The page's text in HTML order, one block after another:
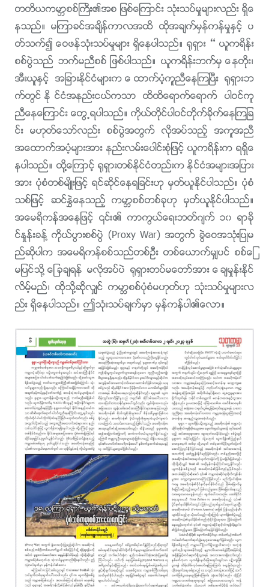
တတိယကမာၻစစ္ႀကီး၏အစ ျဖစ္ေၾကာင္း သုံးသပ္မႈမ်ားလည္း ရွိေ
နသည္။ မၾကာခင္အခ်ိန္ကာလအထိ ထိုအခ်က္မွန္ကန္မႈႏွင့္ ပ
တ္သက္၍ ေဝဖန္သုံးသပ္မႈမ်ား ရွိေနပါသည္။ ႐ုရွား – ယူကရိန္း
စစ္ပြဲသည္ ဘက္မညီစစ္ ျဖစ္ပါသည္။ ယူကရိန္းဘက္မွ ေနတိုး၊
အီးယူႏွင့္ အျခားႏိုင္ငံမ်ားက ေထာက္ပံ့ကူညီေနၾကၿပီး ႐ုရွားဘ
က္တြင္ ႏိုင္ငံအနည္းငယ္ကသာ ထိထိေရာက္ေရာက္ ပါဝင္ကူ
ညီေနေၾကာင္း ေတြ႕ရပါသည္။ ကိုယ္တိုင္ပါဝင္တိုက္ခိုက္ေနၾကျခ
င္း မဟုတ္ေသာ္လည္း စစ္ပြဲအတြက္ လိုအပ္သည့္ အကူအညီ
အေထာက္အပံ့မ်ားအား နည္းလမ္းေပါင္းစုံျဖင့္ ယူကရိန္းက ရရွိေ
နပါသည္။ ထို႔ေၾကာင့္ ႐ုရွားတစ္ႏိုင္ငံတည္းက ႏိုင္ငံအမ်ားအျပား
အား ပုံစံတစ္မ်ိဳးျဖင့္ ရင္ဆိုင္ေနရျခင္းဟု မွတ္ယူႏိုင္ပါသည္။ ပုံစံ
သစ္ျဖင့္ ဆင္ႏႊဲေနသည့္ ကမာၻစစ္တစ္ခုဟု မွတ္ယူႏိုင္ပါသည္။
အေမရိကန္အေနျဖင့္ ၎၏ ကာကြယ္ေရးဘတ္ဂ်က္ ၁၀ ရာခို
င္ႏႈန္းခန႔္ ကိုယ္ပြားစစ္ပြဲ (Proxy War) အတြက္ ခြဲေဝအသုံးျပဳမ
ည္ဆိုပါက အေမရိကန္စစ္သည္တစ္ဦး တစ္ေယာက္မွ်ပင္ စစ္ေျ
မျပင္သို႔ ေျခခ်ရန္ မလိုအပ္ပဲ ႐ုရွားတပ္မေတာ္အား ေခ်မႈန္းႏိုင္
လိမ့္မည္၊ ထိုသို႔ဆိုလွ်င္ ကမာၻစစ္ပုံစံမဟုတ္ဟု သုံးသပ္မႈမ်ားလ
ည္း ရွိေနပါသည္။ ဤသုံးသပ္ခ်က္မွာ မွန္ကန္ပါ၏ေလာ။